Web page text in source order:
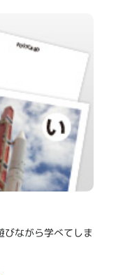
びながら学べてしま